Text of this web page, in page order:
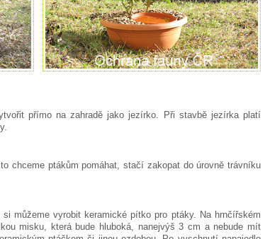
přímo na zahradě jako jezírko. Při stavbě jezírka platí
chceme ptákům pomáhat, stačí zakopat do úrovně trávníku
můžeme vyrobit keramické pítko pro ptáky. Na hrnčířském
misku, která bude hluboká, nanejvýš 3 cm a nebude mít